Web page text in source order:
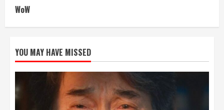
WoW
YOU MAY HAVE MISSED